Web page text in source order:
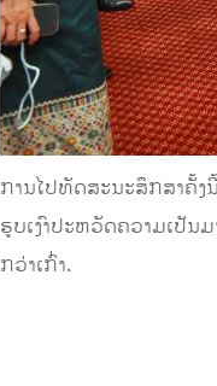
ການໄປທັດສະນະສຶກສາຄັ້ງ
ຮູບເງົາປະຫວັດຄວາມເປັນ
ກວ່າເກົ່າ.